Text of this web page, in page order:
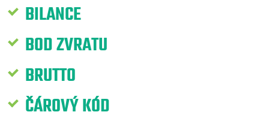
BILANCE
BOD ZVRATU
BRUTTO
ČÁROVÝ KÓD